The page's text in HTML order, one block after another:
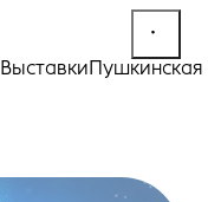
ВыставкиПушкинская